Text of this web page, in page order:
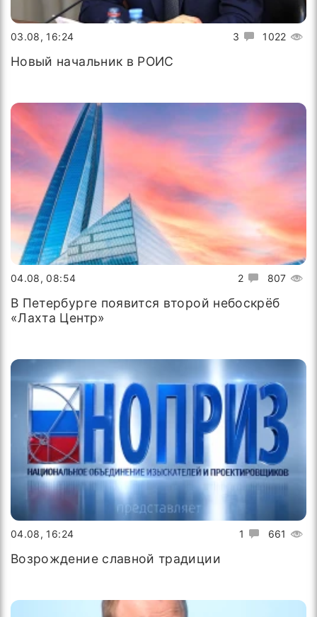
3 1022
03.08, 16:24
Новый начальник в РОИС
2 807
04.08, 08:54
В Петербурге появится второй небоскрёб
«Лахта Центр»
1 661
04.08, 16:24
Возрождение славной традиции